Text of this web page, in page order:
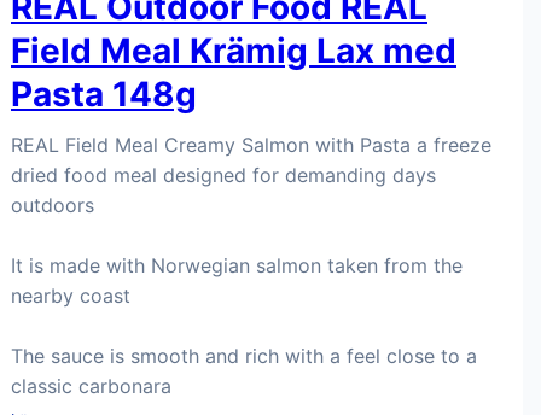
Field Meal Krämig Lax med
Pasta 148g
REAL Field Meal Creamy Salmon with Pasta a freeze
dried food meal designed for demanding days
outdoors
It is made with Norwegian salmon taken from the
nearby coast
The sauce is smooth and rich with a feel close to a
classic carbonara